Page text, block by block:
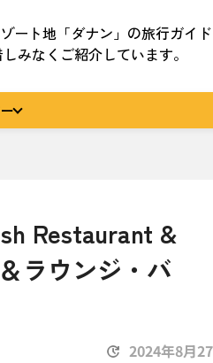
ート地「ダナン」の旅行ガイ
みなくご紹介しています。
Restaurant &
ラウンジ・バ
2024年8月